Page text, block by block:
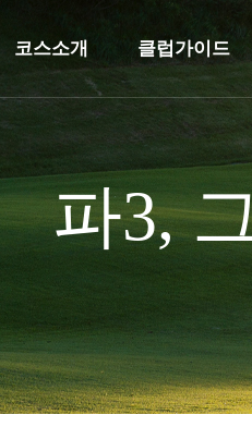
코스소개 클럽가이드
클럽가이드
이용안내
요금안내
위약안내
파3,